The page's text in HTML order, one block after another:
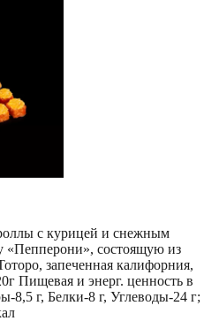
с курицей и снежным
«Пепперони», состоящую из
запеченная калифорния,
Пищевая и энерг. ценность в
8,5 г, Белки-8 г, Углеводы-24 г;